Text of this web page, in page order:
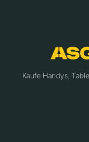
Kaufe Handys,